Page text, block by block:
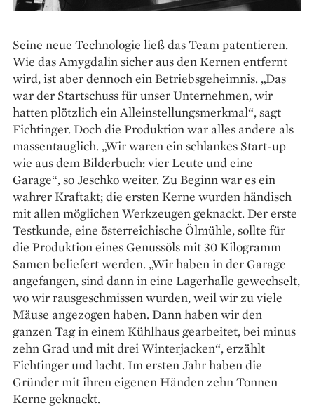
Seine neue Technologie ließ das Team patentieren.
Wie das Amygdalin sicher aus den Kernen entfernt
wird, ist aber dennoch ein Betriebsgeheimnis. „Das
war der Startschuss für unser Unternehmen, wir
hatten plötzlich ein Alleinstellungsmerkmal“, sagt
Fichtinger. Doch die Produktion war alles andere als
massentauglich. „Wir waren ein schlankes Start-up
wie aus dem Bilderbuch: vier Leute und eine
Garage“, so Jeschko weiter. Zu Beginn war es ein
wahrer Kraftakt; die ersten Kerne wurden händisch
mit allen möglichen Werkzeugen ­geknackt. Der erste
Testkunde, eine österreichische Ölmühle, sollte für
die Produktion eines Genussöls mit 30 Kilogramm
Samen beliefert werden. „Wir haben in der Garage
angefangen, sind dann in eine Lagerhalle gewechselt,
wo wir rausgeschmissen wurden, weil wir zu viele
Mäuse angezogen haben. Dann haben wir den
ganzen Tag in einem Kühlhaus gearbeitet, bei minus
zehn Grad und mit drei Winterjacken“, erzählt
Fichtinger und lacht. Im ersten Jahr haben die
Gründer mit ihren eigenen Händen zehn Tonnen
Kerne geknackt.